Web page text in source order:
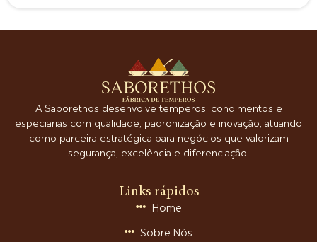
A Saborethos desenvolve temperos, condimentos e
especiarias com qualidade, padronização e inovação, atuando
como parceira estratégica para negócios que valorizam
segurança, excelência e diferenciação.
Links rápidos
Home
Sobre Nós